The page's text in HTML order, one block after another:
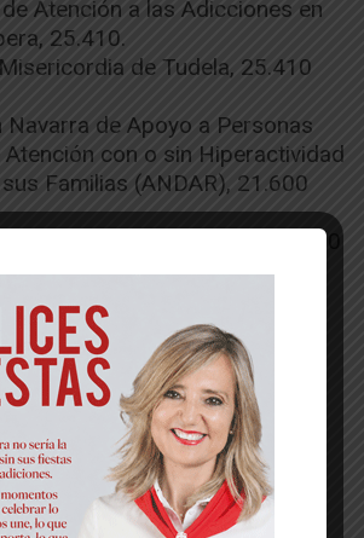
Atención a las Adicciones en
25.410.
de Tudela, 25.410
Navarra de Apoyo a Personas
con o sin Hiperactividad
Familias (ANDAR), 21.600
Civil San Francisco Javier, 21.600
Tudela Comparte, 21.600 euros.
Don Miguel Eza, 13.100 euros.
de Jubilados ALBEA, 12.000
Navarra de Autismo (ANA),
Navarra – Federación de
Personas con Discapacidad
15.000 euros.